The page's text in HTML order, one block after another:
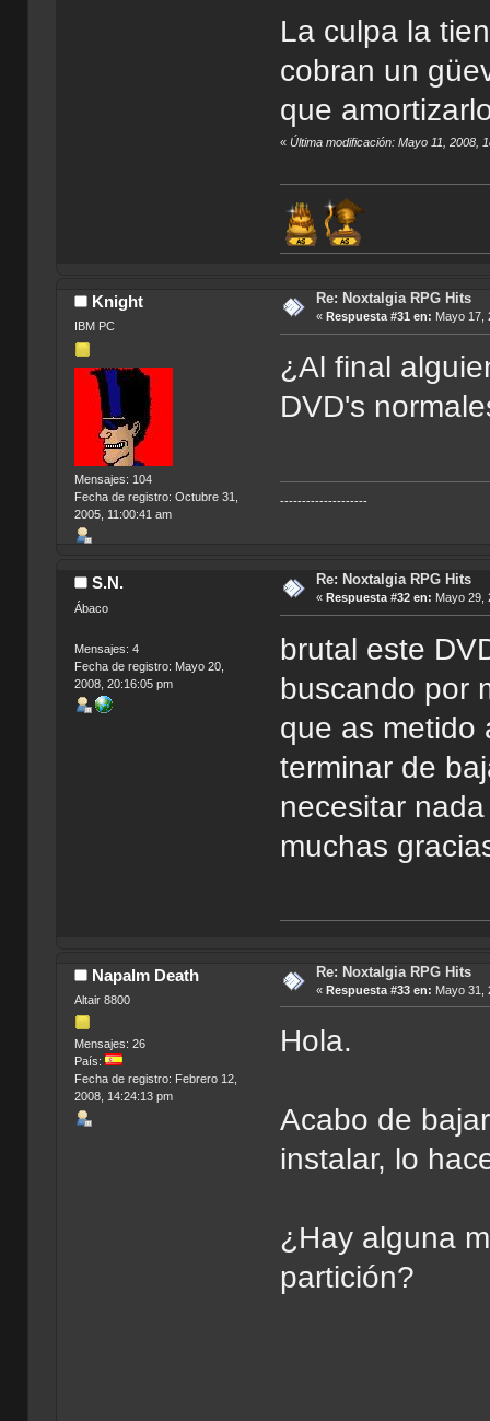
La culpa la
cobran un
que
«Última modificación: Mayo 11, 2008,
Knight
IBM PC
Mensajes: 104
Fecha de registro: Octubre 31,
2005, 11:00:41 am
Re: Noxtalgia RPG Hits
« Respuesta #31 en: Mayo 17,
¿Al final
DVD's
--------------------
S.N.
Ábaco
Mensajes: 4
Fecha de registro: Mayo 20,
2008, 20:16:05 pm
Re: Noxtalgia RPG Hits
« Respuesta #32 en: Mayo 29,
brutal este
buscando por
que as metido
terminar de
necesitar
muchas
Napalm Death
Altair 8800
Mensajes: 26
País:
Fecha de registro: Febrero 12,
2008, 14:24:13 pm
Re: Noxtalgia RPG Hits
« Respuesta #33 en: Mayo 31,
Hola.
Acabo de
instalar, lo
¿Hay alguna
partición?